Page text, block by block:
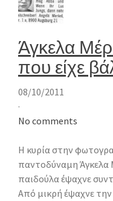
Άγκελα
που είχε
08/10/2011
·
No comments
Η κυρία στην
παντοδύναμη Άγκελα
παιδούλα έψαχνε
Από μικρή έψαχνε